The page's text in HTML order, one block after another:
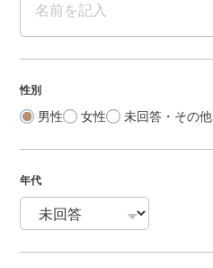
性別
男性 女性 未回答・その他
年代